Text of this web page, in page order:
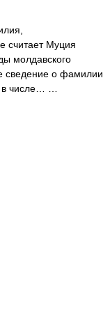
считает Муция
молдавского
сведение о фамилии
в числе… …